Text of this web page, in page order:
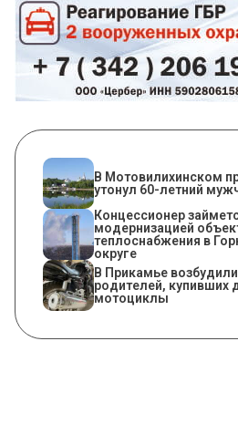
В Мотовилихинском
утонул 60-летний
Концессионер
модернизацией
теплоснабжения в
округе
В Прикамье
родителей, купивших
мотоциклы